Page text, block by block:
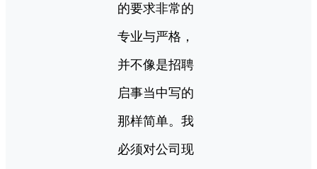
的要求非常的
专业与严格，
并不像是招聘
启事当中写的
那样简单。我
必须对公司现